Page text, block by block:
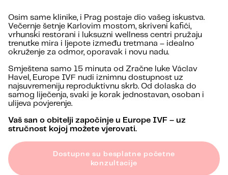
Osim same klinike, i Prag postaje dio vašeg iskustva.
Večernje šetnje Karlovim mostom, skriveni kafići,
vrhunski restorani i luksuzni wellness centri pružaju
trenutke mira i ljepote između tretmana – idealno
okruženje za odmor, oporavak i novu nadu.
Smještena samo 15 minuta od Zračne luke Václav
Havel, Europe IVF nudi iznimnu dostupnost uz
najsuvremeniju reproduktivnu skrb. Od dolaska do
samog liječenja, svaki je korak jednostavan, osoban i
ulijeva povjerenje.
Vaš san o obitelji započinje u Europe IVF – uz
stručnost kojoj možete vjerovati.
Dostupne su besplatne početne
konzultacije